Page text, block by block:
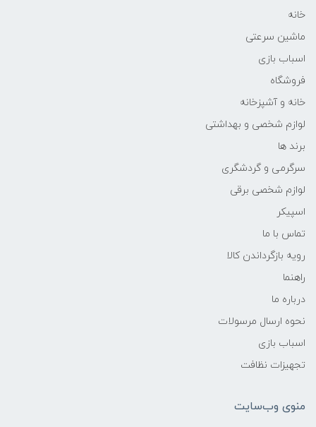
خانه
ماشین سرعتی
اسباب بازی
فروشگاه
خانه و آشپزخانه
لوازم شخصی و بهداشتی
برند ها
سرگرمی و گردشگری
لوازم شخصی برقی
اسپیکر
تماس با ما
رویه بازگرداندن کالا
راهنما
درباره ما
نحوه ارسال مرسولات
اسباب بازی
تجهیزات نظافت
منوی وب‌سایت